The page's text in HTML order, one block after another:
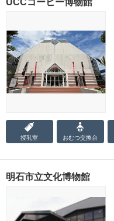
UCCコーヒー博物館
授乳室 おむつ交換台
明石市立文化博物館